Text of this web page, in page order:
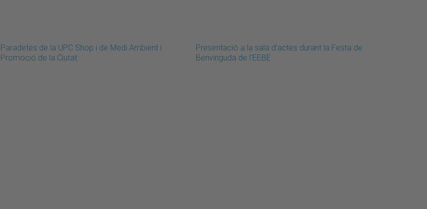
Paradetes de la UPC Shop i de Medi Ambient i
Promoció de la Ciutat
Presentació a la sala d'actes durant la Festa de
Benvinguda de l'EEBE